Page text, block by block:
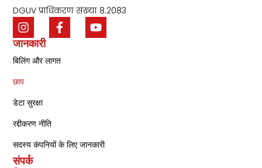
DGUV प्राधिकरण संख्या 8.2083
संपर्क
जानकारी
बिलिंग और लागत
छाप
डेटा सुरक्षा
रद्दीकरण नीति
सदस्य कंपनियों के लिए जानकारी